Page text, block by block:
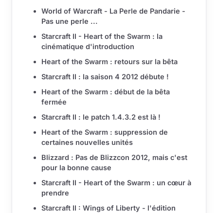
World of Warcraft - La Perle de Pandarie -
Pas une perle ...
Starcraft II - Heart of the Swarm : la
cinématique d'introduction
Heart of the Swarm : retours sur la bêta
Starcraft II : la saison 4 2012 débute !
Heart of the Swarm : début de la bêta
fermée
Starcraft II : le patch 1.4.3.2 est là !
Heart of the Swarm : suppression de
certaines nouvelles unités
Blizzard : Pas de Blizzcon 2012, mais c'est
pour la bonne cause
Starcraft II - Heart of the Swarm : un cœur à
prendre
Starcraft II : Wings of Liberty - l'édition